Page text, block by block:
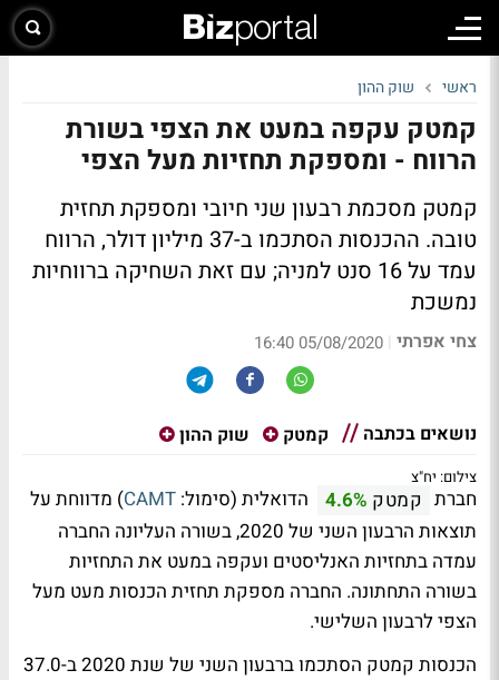
ראשי שוק ההון
קמטק עקפה במעט את הצפי בשורת
הרווח - ומספקת תחזיות מעל הצפי
קמטק מסכמת רבעון שני חיובי ומספקת תחזית
טובה. ההכנסות הסתכמו ב-37 מיליון דולר, הרווח
עמד על 16 סנט למניה; עם זאת השחיקה ברווחיות
נמשכת
צחי אפרתי |
05/08/2020 16:40
נושאים בכתבה קמטק שוק ההון
צילום: יח"צ
חברת קמטק 4.6% הדואלית (סימול:CAMT) מדווחת על
תוצאות הרבעון השני של 2020, בשורה העליונה החברה
עמדה בתחזיות האנליסטים ועקפה במעט את התחזיות
בשורה התחתונה. החברה מספקת תחזית הכנסות מעט מעל
הצפי לרבעון השלישי.
הכנסות קמטק הסתכמו ברבעון השני של שנת 2020 ב-37.0